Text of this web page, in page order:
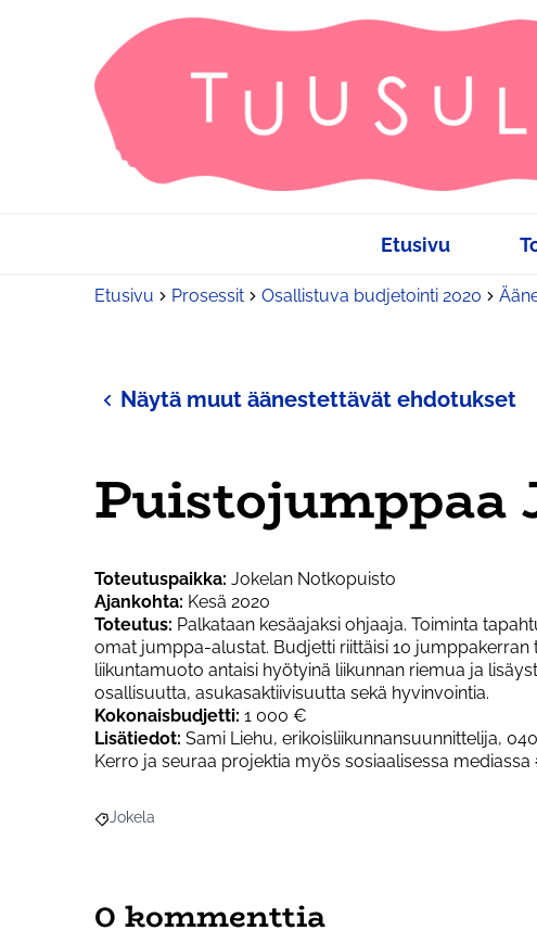
Etusivu
Etusivu Prosessit Osallistuva budjetointi 2020
Näytä muut äänestettävät ehdotukset
Puistojumppaa
Toteutuspaikka: Jokelan Notkopuisto
Ajankohta: Kesä 2020
Toteutus: Palkataan kesäajaksi ohjaaja. Toiminta
omat jumppa-alustat. Budjetti riittäisi 10 jumppakerran
liikuntamuoto antaisi hyötyinä liikunnan riemua ja
osallisuutta, asukasaktiivisuutta sekä hyvinvointia.
Kokonaisbudjetti: 1 000 €
Lisätiedot: Sami Liehu, erikoisliikunnansuunnittelija,
Kerro ja seuraa projektia myös sosiaalisessa mediassa
Rajaa tulokset aihepiirin mukaan: Jokela
Jokela
0 kommenttia